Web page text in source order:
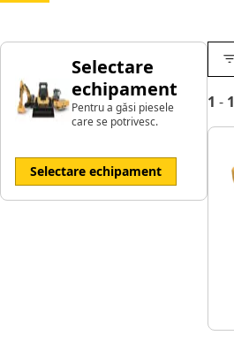
Selectare
echipament
Pentru a găsi piesele
care se potrivesc.
Selectare echipament
1 -